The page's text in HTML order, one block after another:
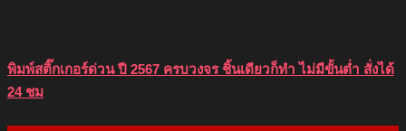
พิมพ์สติ๊กเกอร์ด่วน ปี 2567 ครบวงจร ชิ้นเดียวก็ทำ ไม่มีขั้นต่ำ สั่งได้
24 ชม